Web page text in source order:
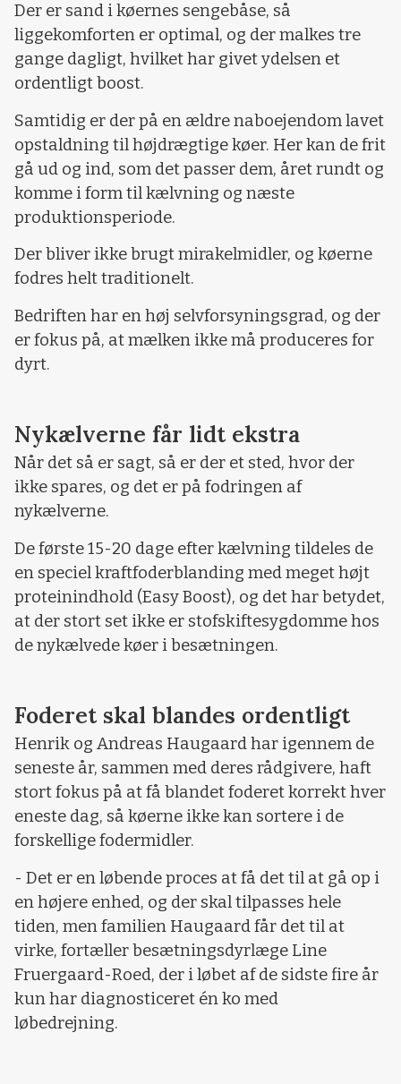
Der er sand i køernes sengebåse, så
liggekomforten er optimal, og der malkes tre
gange dagligt, hvilket har givet ydelsen et
ordentligt boost.
Samtidig er der på en ældre naboejendom lavet
opstaldning til højdrægtige køer. Her kan de frit
gå ud og ind, som det passer dem, året rundt og
komme i form til kælvning og næste
produktionsperiode.
Der bliver ikke brugt mirakelmidler, og køerne
fodres helt traditionelt.
Bedriften har en høj selvforsyningsgrad, og der
er fokus på, at mælken ikke må produceres for
dyrt.
Nykælverne får lidt ekstra
Når det så er sagt, så er der et sted, hvor der
ikke spares, og det er på fodringen af
nykælverne.
De første 15-20 dage efter kælvning tildeles de
en speciel kraftfoderblanding med meget højt
proteinindhold (Easy Boost), og det har betydet,
at der stort set ikke er stofskiftesygdomme hos
de nykælvede køer i besætningen.
Foderet skal blandes ordentligt
Henrik og Andreas Haugaard har igennem de
seneste år, sammen med deres rådgivere, haft
stort fokus på at få blandet foderet korrekt hver
eneste dag, så køerne ikke kan sortere i de
forskellige fodermidler.
- Det er en løbende proces at få det til at gå op i
en højere enhed, og der skal tilpasses hele
tiden, men familien Haugaard får det til at
virke, fortæller besætningsdyrlæge Line
Fruergaard-Roed, der i løbet af de sidste fire år
kun har diagnosticeret én ko med
løbedrejning.